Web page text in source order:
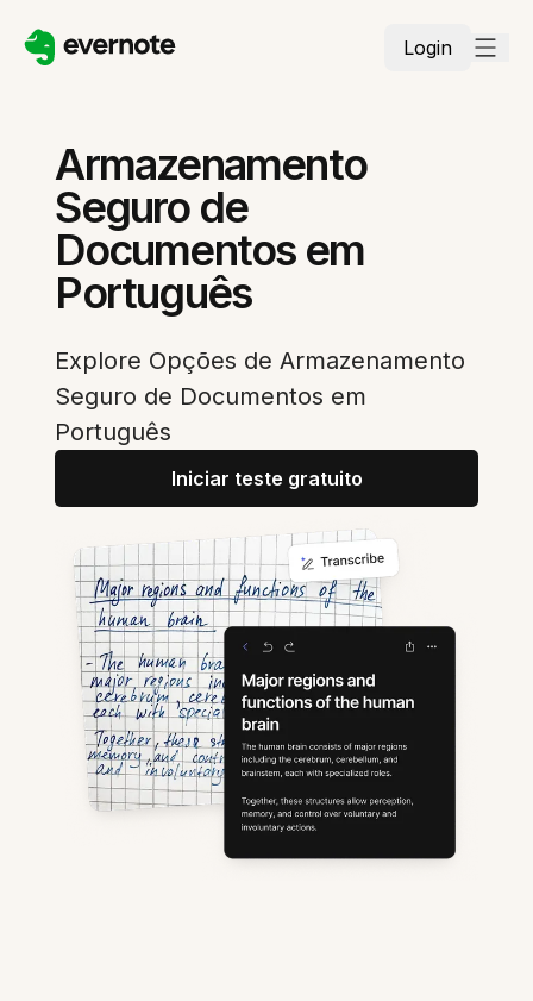
Login
Armazenamento
Seguro de
Documentos em
Português
Explore Opções de Armazenamento
Seguro de Documentos em
Português
Iniciar teste gratuito